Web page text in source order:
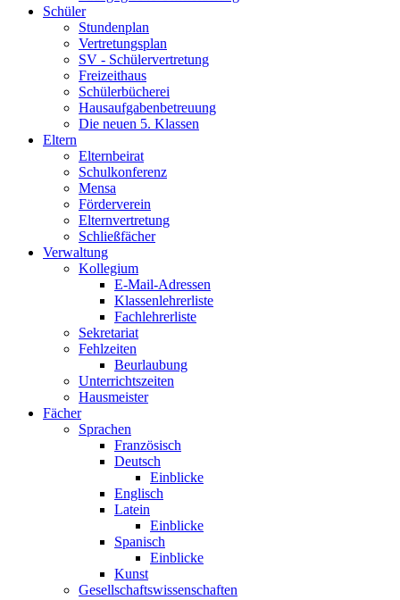
Schüler
Stundenplan
Vertretungsplan
SV - Schülervertretung
Freizeithaus
Schülerbücherei
Hausaufgabenbetreuung
Die neuen 5. Klassen
Eltern
Elternbeirat
Schulkonferenz
Mensa
Förderverein
Elternvertretung
Schließfächer
Verwaltung
Kollegium
E-Mail-Adressen
Klassenlehrerliste
Fachlehrerliste
Sekretariat
Fehlzeiten
Beurlaubung
Unterrichtszeiten
Hausmeister
Fächer
Sprachen
Französisch
Deutsch
Einblicke
Englisch
Latein
Einblicke
Spanisch
Einblicke
Kunst
Gesellschaftswissenschaften